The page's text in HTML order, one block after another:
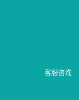
客服咨询